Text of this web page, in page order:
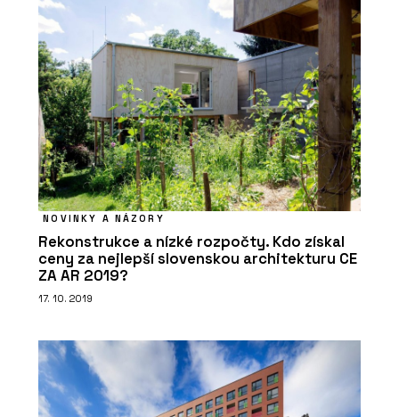
NOVINKY A NÁZORY
Rekonstrukce a nízké rozpočty. Kdo získal
ceny za nejlepší slovenskou architekturu CE
ZA AR 2019?
17. 10. 2019